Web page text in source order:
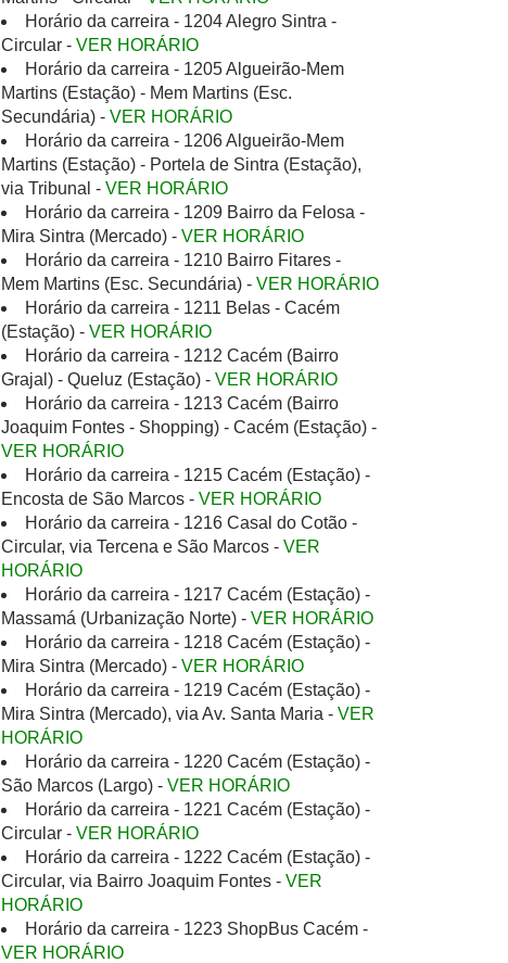
Horário da carreira - 1204 Alegro Sintra -
Circular - VER HORÁRIO
Horário da carreira - 1205 Algueirão-Mem
Martins (Estação) - Mem Martins (Esc.
Secundária) - VER HORÁRIO
Horário da carreira - 1206 Algueirão-Mem
Martins (Estação) - Portela de Sintra (Estação),
via Tribunal - VER HORÁRIO
Horário da carreira - 1209 Bairro da Felosa -
Mira Sintra (Mercado) - VER HORÁRIO
Horário da carreira - 1210 Bairro Fitares -
Mem Martins (Esc. Secundária) - VER HORÁRIO
Horário da carreira - 1211 Belas - Cacém
(Estação) - VER HORÁRIO
Horário da carreira - 1212 Cacém (Bairro
Grajal) - Queluz (Estação) - VER HORÁRIO
Horário da carreira - 1213 Cacém (Bairro
Joaquim Fontes - Shopping) - Cacém (Estação) -
VER HORÁRIO
Horário da carreira - 1215 Cacém (Estação) -
Encosta de São Marcos - VER HORÁRIO
Horário da carreira - 1216 Casal do Cotão -
Circular, via Tercena e São Marcos - VER
HORÁRIO
Horário da carreira - 1217 Cacém (Estação) -
Massamá (Urbanização Norte) - VER HORÁRIO
Horário da carreira - 1218 Cacém (Estação) -
Mira Sintra (Mercado) - VER HORÁRIO
Horário da carreira - 1219 Cacém (Estação) -
Mira Sintra (Mercado), via Av. Santa Maria - VER
HORÁRIO
Horário da carreira - 1220 Cacém (Estação) -
São Marcos (Largo) - VER HORÁRIO
Horário da carreira - 1221 Cacém (Estação) -
Circular - VER HORÁRIO
Horário da carreira - 1222 Cacém (Estação) -
Circular, via Bairro Joaquim Fontes - VER
HORÁRIO
Horário da carreira - 1223 ShopBus Cacém -
VER HORÁRIO